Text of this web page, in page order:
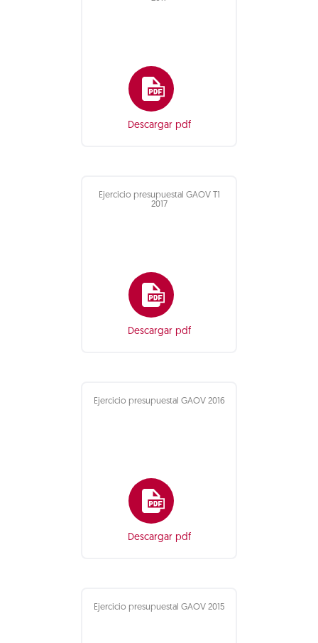
Descargar pdf
Ejercicio presupuestal GAOV T1
2017
Descargar pdf
Ejercicio presupuestal GAOV 2016
Descargar pdf
Ejercicio presupuestal GAOV 2015